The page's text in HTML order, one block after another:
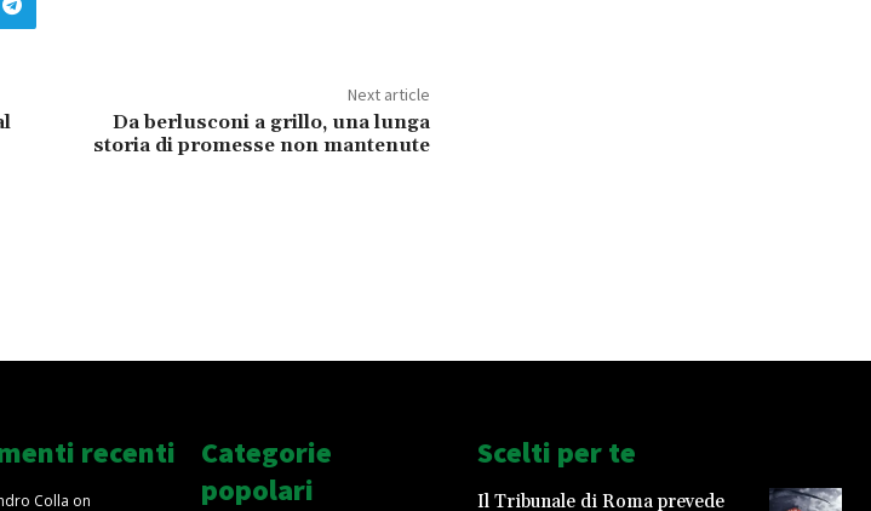
Next article
Da berlusconi a grillo, una lunga
storia di promesse non mantenute
recenti
Colla on
Categorie
popolari
Scelti per te
Il Tribunale di Roma prevede